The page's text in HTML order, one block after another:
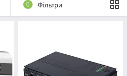
0 Фільтри